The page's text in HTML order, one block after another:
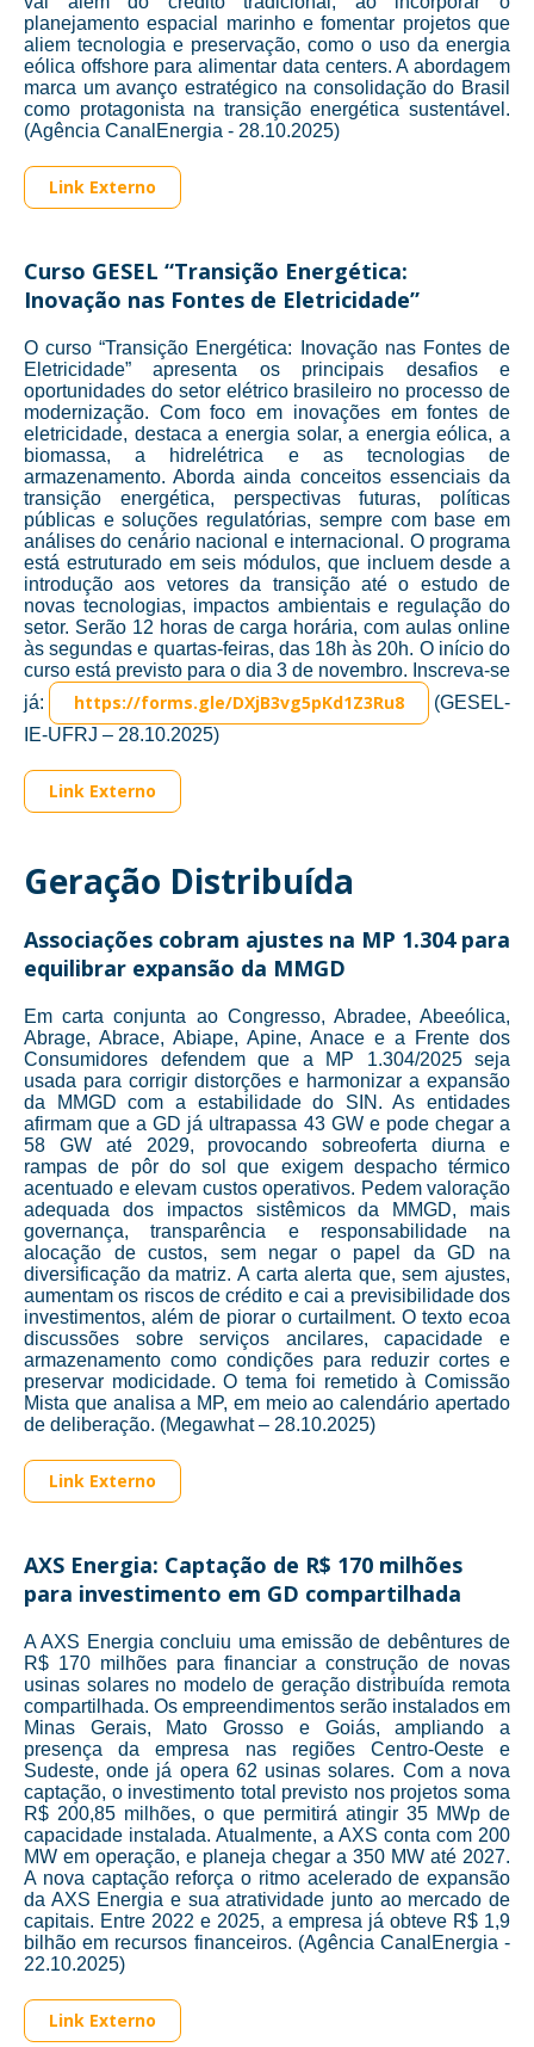
planejamento espacial marinho e fomentar projetos que
aliem tecnologia e preservação, como o uso da energia
eólica offshore para alimentar data centers. A abordagem
marca um avanço estratégico na consolidação do Brasil
como protagonista na transição energética sustentável.
(Agência CanalEnergia - 28.10.2025)
Link Externo
Curso GESEL “Transição Energética:
Inovação nas Fontes de Eletricidade”
O curso “Transição Energética: Inovação nas Fontes de
Eletricidade” apresenta os principais desafios e
oportunidades do setor elétrico brasileiro no processo de
modernização. Com foco em inovações em fontes de
eletricidade, destaca a energia solar, a energia eólica, a
biomassa, a hidrelétrica e as tecnologias de
armazenamento. Aborda ainda conceitos essenciais da
transição energética, perspectivas futuras, políticas
públicas e soluções regulatórias, sempre com base em
análises do cenário nacional e internacional. O programa
está estruturado em seis módulos, que incluem desde a
introdução aos vetores da transição até o estudo de
novas tecnologias, impactos ambientais e regulação do
setor. Serão 12 horas de carga horária, com aulas online
às segundas e quartas-feiras, das 18h às 20h. O início do
curso está previsto para o dia 3 de novembro. Inscreva-se
já:
https://forms.gle/DXjB3vg5pKd1Z3Ru8
(GESEL-
IE-UFRJ – 28.10.2025)
Link Externo
Geração Distribuída
Associações cobram ajustes na MP 1.304 para
equilibrar expansão da MMGD
Em carta conjunta ao Congresso, Abradee, Abeeólica,
Abrage, Abrace, Abiape, Apine, Anace e a Frente dos
Consumidores defendem que a MP 1.304/2025 seja
usada para corrigir distorções e harmonizar a expansão
da MMGD com a estabilidade do SIN. As entidades
afirmam que a GD já ultrapassa 43 GW e pode chegar a
58 GW até 2029, provocando sobreoferta diurna e
rampas de pôr do sol que exigem despacho térmico
acentuado e elevam custos operativos. Pedem valoração
adequada dos impactos sistêmicos da MMGD, mais
governança, transparência e responsabilidade na
alocação de custos, sem negar o papel da GD na
diversificação da matriz. A carta alerta que, sem ajustes,
aumentam os riscos de crédito e cai a previsibilidade dos
investimentos, além de piorar o curtailment. O texto ecoa
discussões sobre serviços ancilares, capacidade e
armazenamento como condições para reduzir cortes e
preservar modicidade. O tema foi remetido à Comissão
Mista que analisa a MP, em meio ao calendário apertado
de deliberação. (Megawhat – 28.10.2025)
Link Externo
AXS Energia: Captação de R$ 170 milhões
para investimento em GD compartilhada
A AXS Energia concluiu uma emissão de debêntures de
R$ 170 milhões para financiar a construção de novas
usinas solares no modelo de geração distribuída remota
compartilhada. Os empreendimentos serão instalados em
Minas Gerais, Mato Grosso e Goiás, ampliando a
presença da empresa nas regiões Centro-Oeste e
Sudeste, onde já opera 62 usinas solares. Com a nova
captação, o investimento total previsto nos projetos soma
R$ 200,85 milhões, o que permitirá atingir 35 MWp de
capacidade instalada. Atualmente, a AXS conta com 200
MW em operação, e planeja chegar a 350 MW até 2027.
A nova captação reforça o ritmo acelerado de expansão
da AXS Energia e sua atratividade junto ao mercado de
capitais. Entre 2022 e 2025, a empresa já obteve R$ 1,9
bilhão em recursos financeiros. (Agência CanalEnergia -
22.10.2025)
Link Externo